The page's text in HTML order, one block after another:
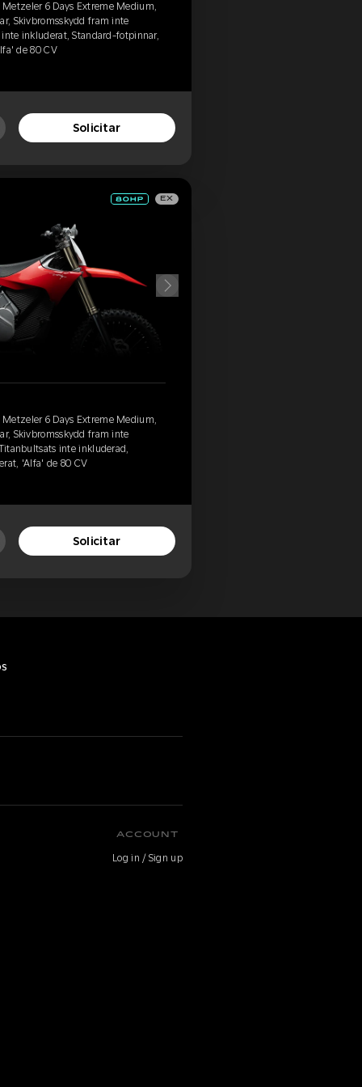
6 Days Extreme Medium,
Skivbromsskydd fram inte
inkluderat, Standard-fotpinnar,
de 80 CV
Solicitar
EX
6 Days Extreme Medium,
Skivbromsskydd fram inte
inte inkluderad,
'Alfa' de 80 CV
Solicitar
ACCOUNT
Log in / Sign up